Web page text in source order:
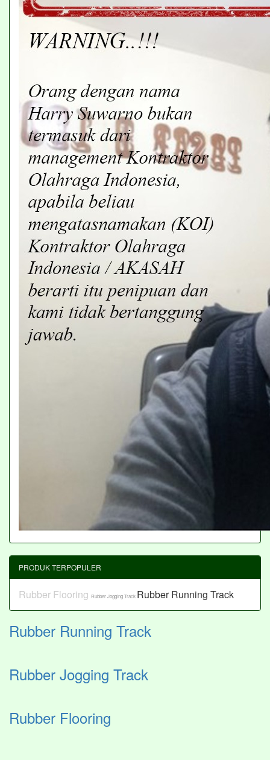
PRODUK TERPOPULER
Rubber Flooring Rubber Jogging Track Rubber Running Track
Rubber Running Track
Rubber Jogging Track
Rubber Flooring